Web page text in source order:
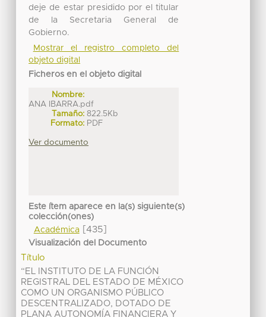
deje de estar presidido por el titular
de la Secretaria General de
Gobierno.
Mostrar el registro completo del
objeto digital
Ficheros en el objeto digital
Nombre:
ANA IBARRA.pdf
Tamaño: 822.5Kb
Formato: PDF
Ver documento
Este ítem aparece en la(s) siguiente(s)
colección(ones)
Académica[435]
Visualización del Documento
Título
“EL INSTITUTO DE LA FUNCIÓN
REGISTRAL DEL ESTADO DE MÉXICO
COMO UN ORGANISMO PÚBLICO
DESCENTRALIZADO, DOTADO DE
PLANA AUTONOMÍA FINANCIERA Y